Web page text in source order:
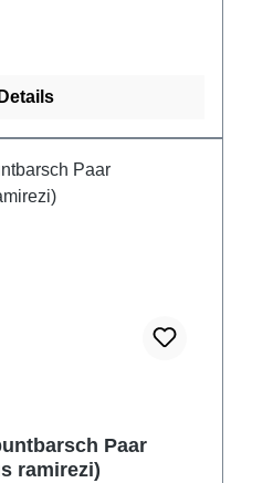
Details
Paar
ramirezi)